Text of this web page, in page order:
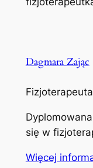
Dagmara Zając
Fizjoterapeuta
się w
Więcej